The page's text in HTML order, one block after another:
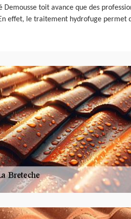
Demousse toit avance que des
effet, le traitement hydrofuge